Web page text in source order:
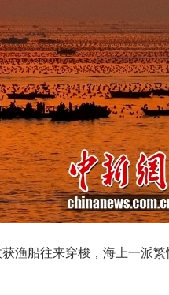
渔船往来穿梭，海上一派繁